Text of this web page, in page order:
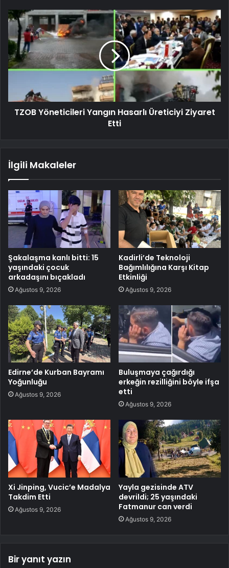
TZOB Yöneticileri Yangın Hasarlı Üreticiyi Ziyaret
Etti
İlgili Makaleler
Şakalaşma kanlı bitti: 15
yaşındaki çocuk
arkadaşını bıçakladı
Ağustos 9, 2026
Kadirli’de Teknoloji
Bağımlılığına Karşı Kitap
Etkinliği
Ağustos 9, 2026
Edirne’de Kurban Bayramı
Yoğunluğu
Ağustos 9, 2026
Buluşmaya çağırdığı
erkeğin rezilliğini böyle ifşa
etti
Ağustos 9, 2026
Xi Jinping, Vucic’e Madalya
Takdim Etti
Ağustos 9, 2026
Yayla gezisinde ATV
devrildi; 25 yaşındaki
Fatmanur can verdi
Ağustos 9, 2026
Bir yanıt yazın